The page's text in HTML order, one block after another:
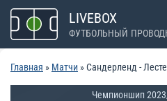
Перейти
содержимому
LIVEBOX
ФУТБОЛЬНЫЙ
Главная » Матчи »Сандерленд -
Чемпионшип